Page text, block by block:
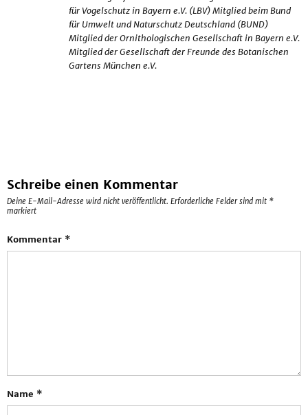
für Vogelschutz in Bayern e.V. (LBV) Mitglied beim Bund
für Umwelt und Naturschutz Deutschland (BUND)
Mitglied der Ornithologischen Gesellschaft in Bayern e.V.
Mitglied der Gesellschaft der Freunde des Botanischen
Gartens München e.V.
Schreibe einen Kommentar
Deine E-Mail-Adresse wird nicht veröffentlicht. Erforderliche Felder sind mit *
markiert
Kommentar *
Name *